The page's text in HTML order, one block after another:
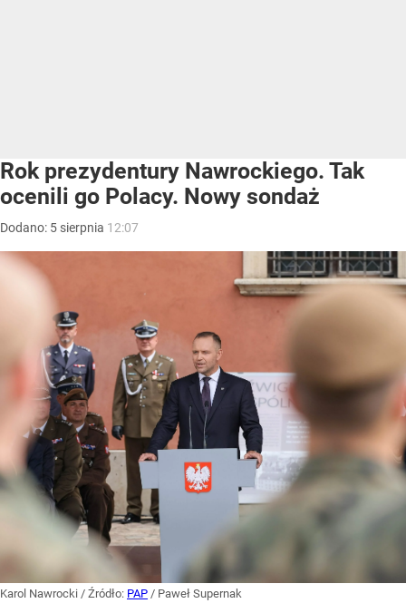
Rok prezydentury Nawrockiego. Tak
ocenili go Polacy. Nowy sondaż
Dodano: 5 sierpnia 12:07
Karol Nawrocki / Źródło: PAP / Paweł Supernak